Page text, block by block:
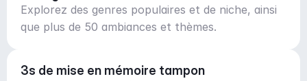
Explorez des genres populaires et de niche, ainsi
que plus de 50 ambiances et thèmes.
3s de mise en mémoire tampon